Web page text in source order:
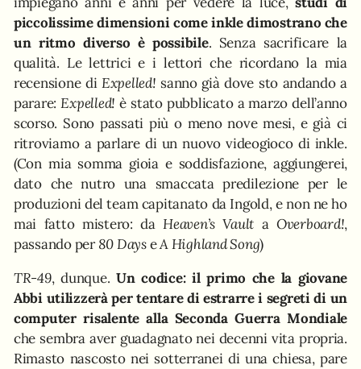
piccolissime dimensioni come inkle dimostrano che
un ritmo diverso è possibile. Senza sacrificare la
qualità. Le lettrici e i lettori che ricordano la mia
recensione di Expelled! sanno già dove sto andando a
parare:Expelled! è stato pubblicato a marzo dell’anno
scorso. Sono passati più o meno nove mesi, e già ci
ritroviamo a parlare di un nuovo videogioco di inkle.
(Con mia somma gioia e soddisfazione, aggiungerei,
dato che nutro una smaccata predilezione per le
produzioni del team capitanato da Ingold, e non ne ho
mai fatto mistero: daHeaven’s Vault a Overboard!,
passando per80 DayseA Highland Song)
TR-49, dunque.Un codice: il primo che la giovane
Abbi utilizzerà per tentare di estrarre i segreti di un
computer risalente alla Seconda Guerra Mondiale
che sembra aver guadagnato nei decenni vita propria.
Rimasto nascosto nei sotterranei di una chiesa, pare